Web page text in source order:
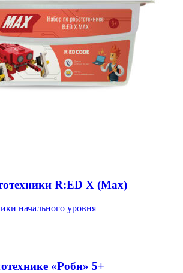
R:ED X (Max)
начального уровня
«Роби» 5+